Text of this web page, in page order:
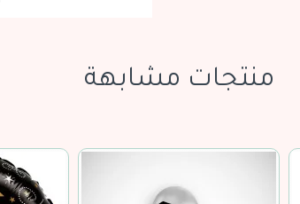
منتجات مشابهة